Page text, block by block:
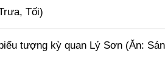
Tối)
Nhất – Trần Nhân Tông, Q. Hai Bà
hỗ trợ làm thủ tục và khởi hành ra sân
tượng kỳ quan Lý Sơn (Ăn: